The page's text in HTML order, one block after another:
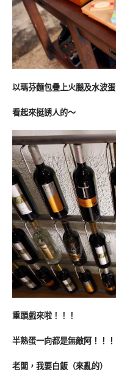
以瑪芬麵包疊上火腿及水波蛋
看起來挺誘人的～
重頭戲來啦！！！
半熟蛋一向都是無敵阿！！！
老闆，我要白飯（來亂的）